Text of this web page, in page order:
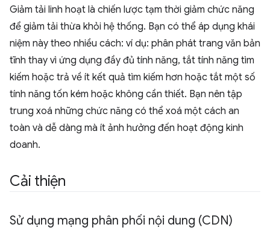
Giảm tải linh hoạt là chiến lược tạm thời giảm chức năng
để giảm tải thừa khỏi hệ thống. Bạn có thể áp dụng khái
niệm này theo nhiều cách: ví dụ: phân phát trang văn bản
tĩnh thay vì ứng dụng đầy đủ tính năng, tắt tính năng tìm
kiếm hoặc trả về ít kết quả tìm kiếm hơn hoặc tắt một số
tính năng tốn kém hoặc không cần thiết. Bạn nên tập
trung xoá những chức năng có thể xoá một cách an
toàn và dễ dàng mà ít ảnh hưởng đến hoạt động kinh
doanh.
Cải thiện
Sử dụng mạng phân phối nội dung (CDN)